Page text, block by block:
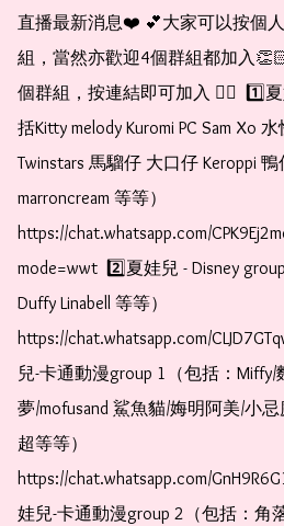
直播最新消息❤️ 💕大家可以按個
組，當然亦歡迎4個群組都加入
個群組，按連結即可加入 👇🏻  1️⃣
括Kitty melody Kuromi PC Sam Xo
Twinstars 馬騮仔 大口仔 Keroppi 鴨
marroncream 等等）
https://chat.whatsapp.com/
mode=wwt  2️⃣夏娃兒 - Disney
Duffy Linabell 等等）
https://chat.whatsapp.com/
兒-卡通動漫group 1（包括：
夢/mofusand 鯊魚貓/娒明阿美/小
超等等）
https://chat.whatsapp.com/
娃兒-卡通動漫group 2（包括：角